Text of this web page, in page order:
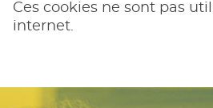
Ces cookies ne sont pas
internet.